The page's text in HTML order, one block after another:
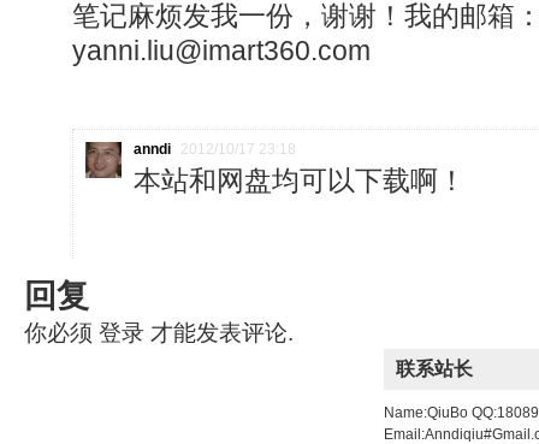
笔记麻烦发我一份，谢谢！我的邮箱
yanni.liu@imart360.com
anndi 2012/10/17 23:18
本站和网盘均可以下载啊！
回复
你必须 登录 才能发表评论.
联系站长
Name:QiuBo